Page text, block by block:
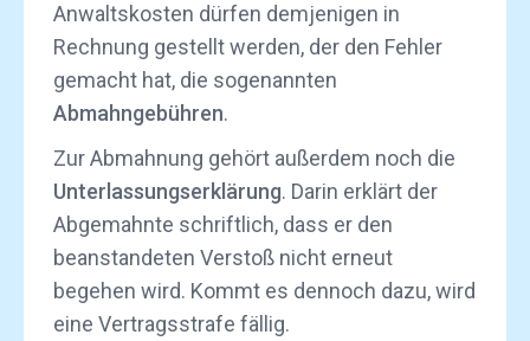
Anwaltskosten dürfen demjenigen in
Rechnung gestellt werden, der den Fehler
gemacht hat, die sogenannten
Abmahngebühren.
Zur Abmahnung gehört außerdem noch die
Unterlassungserklärung. Darin erklärt der
Abgemahnte schriftlich, dass er den
beanstandeten Verstoß nicht erneut
begehen wird. Kommt es dennoch dazu, wird
eine Vertragsstrafe fällig.